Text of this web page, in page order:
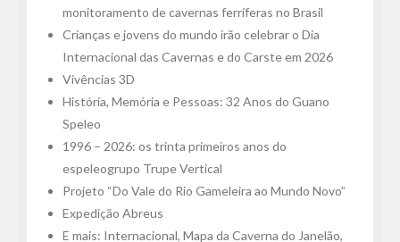
monitoramento de cavernas ferríferas no Brasil
Crianças e jovens do mundo irão celebrar o Dia
Internacional das Cavernas e do Carste em 2026
Vivências 3D
História, Memória e Pessoas: 32 Anos do Guano
Speleo
1996 – 2026: os trinta primeiros anos do
espeleogrupo Trupe Vertical
Projeto “Do Vale do Rio Gameleira ao Mundo Novo”
Expedição Abreus
E mais: Internacional, Mapa da Caverna do Janelão,